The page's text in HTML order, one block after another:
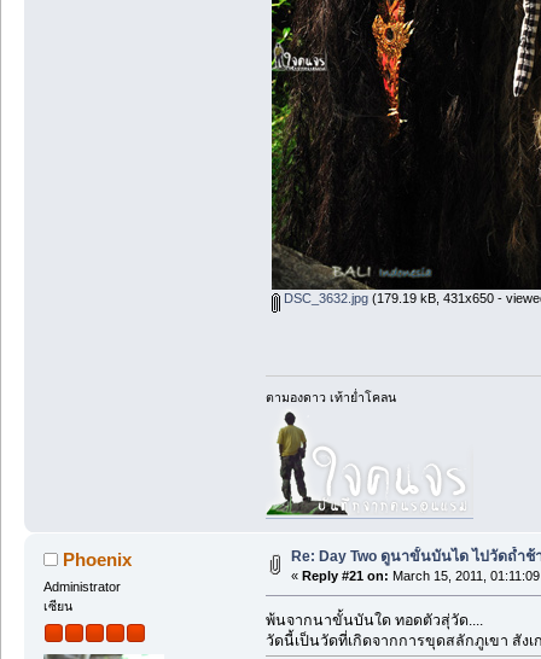
DSC_3632.jpg(179.19 kB, 431x650 -
ตามองดาว เท้าย่ำโคลน
Phoenix
Administrator
เซียน
Re: Day Two ดูนาขั้นบันได ไปวัดถ้ำ
« Reply #21 on: March 15, 2011,
พ้นจากนาขั้นบันใด ทอดตัวสุ่วัด....
วัดนี้เป็นวัดที่เกิดจากการขุดสลักภูเขา สัง